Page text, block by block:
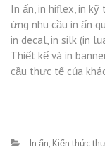
In ấn, in hiflex, in kỹ
ứng nhu cầu in ấn
in decal, in silk (in
Thiết kế và in
cầu thực tế của
In ấn, Kiến thức